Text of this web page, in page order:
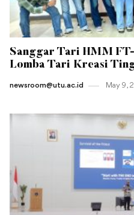
Sanggar Tari HMM
Lomba Tari Kreasi
newsroom@utu.ac.id May 9 ,